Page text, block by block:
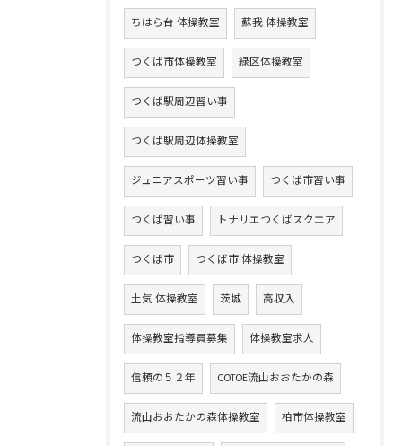
ちはら台 体操教室 蘇我 体操教室
つくば市体操教室 緑区体操教室
つくば駅周辺習い事
つくば駅周辺体操教室
ジュニアスポーツ習い事 つくば市習い事
つくば習い事 トナリエつくばスクエア
つくば市 つくば市 体操教室
土気 体操教室 茨城 高収入
体操教室指導員募集 体操教室求人
信頼の５２年 COTOE流山おおたかの森
流山おおたかの森体操教室 柏市体操教室